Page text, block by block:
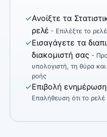
✓Ανοίξτε τα
ρελέ - Επιλέξτε το
✓Εισαγάγετε τα
διακομιστή σας -
υπολογιστή, τη θύρα
ροής
✓Επιβολή
Επαλήθευση ότι το ρελέ